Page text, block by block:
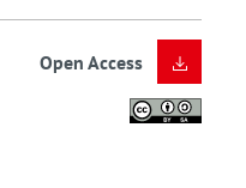
Open Access